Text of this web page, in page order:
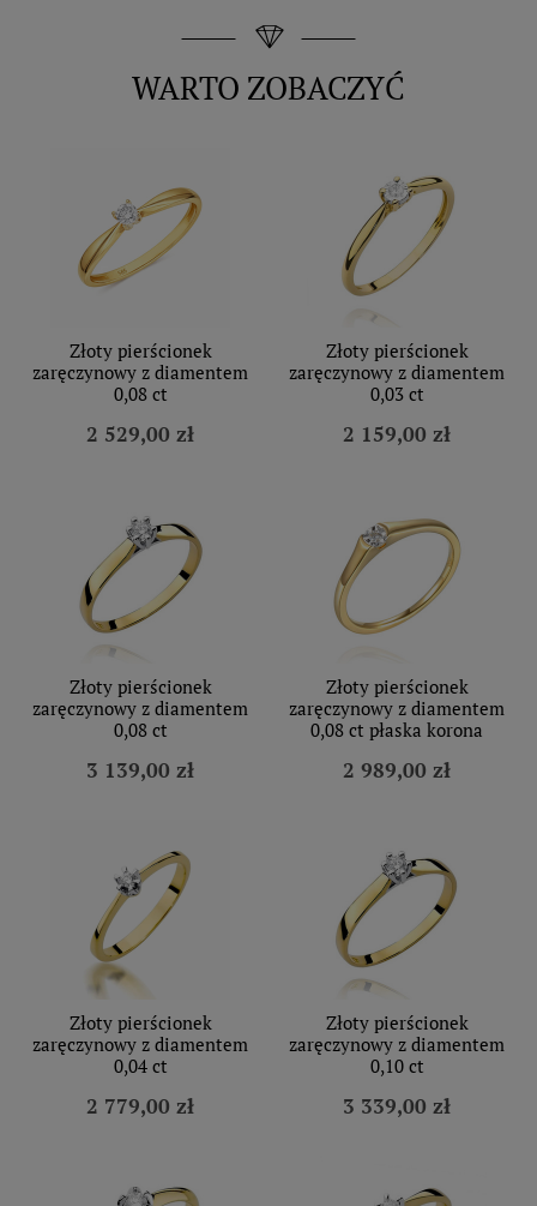
WARTO ZOBACZYĆ
Złoty pierścionek
zaręczynowy z diamentem
0,08 ct
2 529,00 zł
Złoty pierścionek
zaręczynowy z diamentem
0,03 ct
2 159,00 zł
Złoty pierścionek
zaręczynowy z diamentem
0,08 ct
3 139,00 zł
Złoty pierścionek
zaręczynowy z diamentem
0,08 ct płaska korona
2 989,00 zł
Złoty pierścionek
zaręczynowy z diamentem
0,04 ct
2 779,00 zł
Złoty pierścionek
zaręczynowy z diamentem
0,10 ct
3 339,00 zł